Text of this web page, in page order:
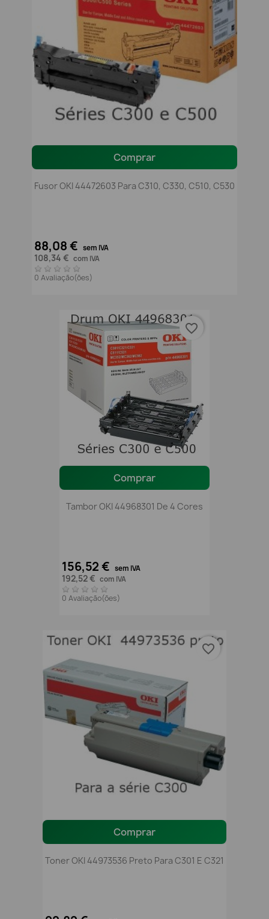
Comprar
Fusor OKI 44472603 Para C310, C330, C510, C530
88,08 € sem IVA
108,34 € com IVA
0 Avaliação(ões)
Comprar
Tambor OKI 44968301 De 4 Cores
156,52 € sem IVA
192,52 € com IVA
0 Avaliação(ões)
favorite_border
Comprar
Toner OKI 44973536 Preto Para C301 E C321
favorite_border